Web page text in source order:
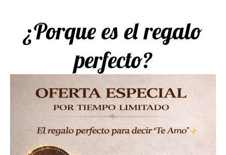
¿Porque es el regalo
perfecto?